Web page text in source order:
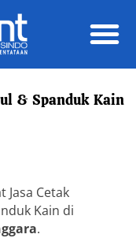
& Spanduk Kain
Jasa Cetak
Kain di
.